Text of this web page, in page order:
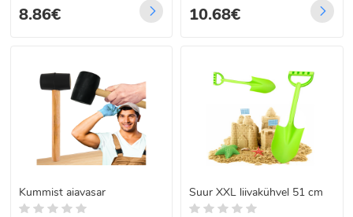
8.86€ 10.68€
Kummist aiavasar Suur XXL liivakühvel 51 cm